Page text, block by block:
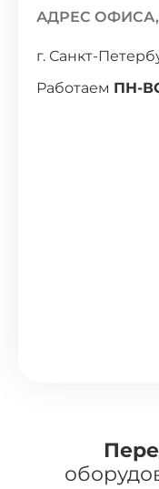
АДРЕС
г. Санкт-
Работаем ПН-